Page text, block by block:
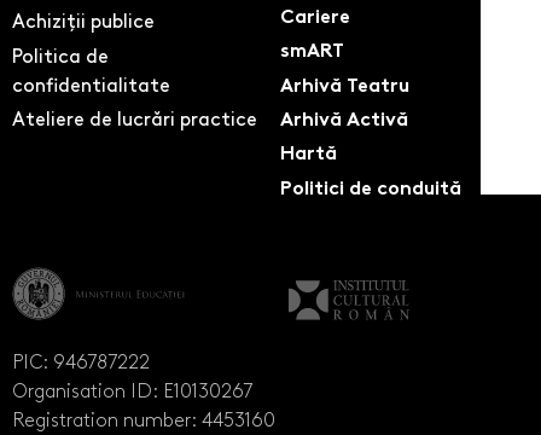
Achiziții publice
Politica de
confidentialitate
Ateliere de lucrări practice
Cariere
smART
Arhivă Teatru
Arhivă Activă
Hartă
Politici de conduită
PIC: 946787222
Organisation ID: E10130267
Registration number: 4453160